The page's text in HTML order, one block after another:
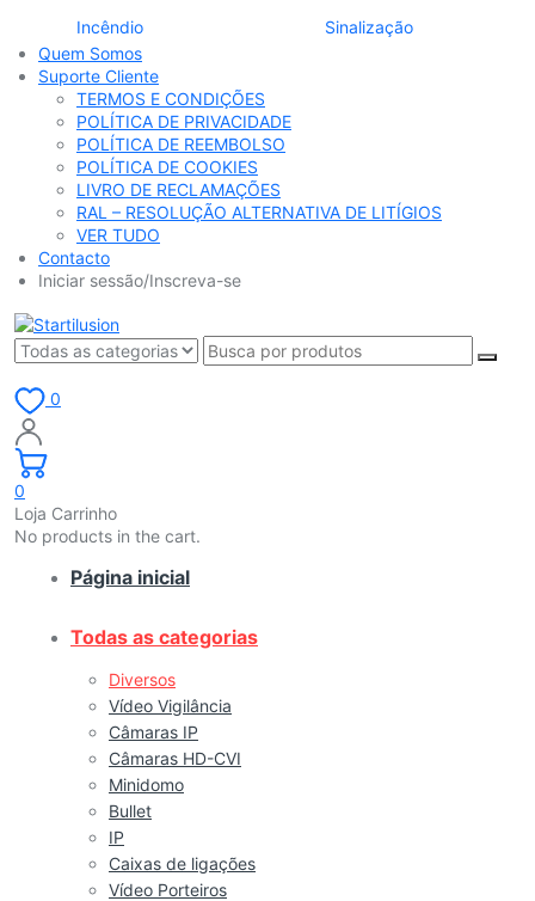
Incêndio
Sinalização
Quem Somos
Suporte Cliente
TERMOS E CONDIÇÕES
POLÍTICA DE PRIVACIDADE
POLÍTICA DE REEMBOLSO
POLÍTICA DE COOKIES
LIVRO DE RECLAMAÇÕES
RAL – RESOLUÇÃO ALTERNATIVA DE LITÍGIOS
VER TUDO
Contacto
Iniciar sessão/Inscreva-se
0
0
Loja Carrinho
No products in the cart.
Página inicial
Todas as categorias
Diversos
Vídeo Vigilância
Câmaras IP
Câmaras HD-CVI
Minidomo
Bullet
IP
Caixas de ligações
Vídeo Porteiros